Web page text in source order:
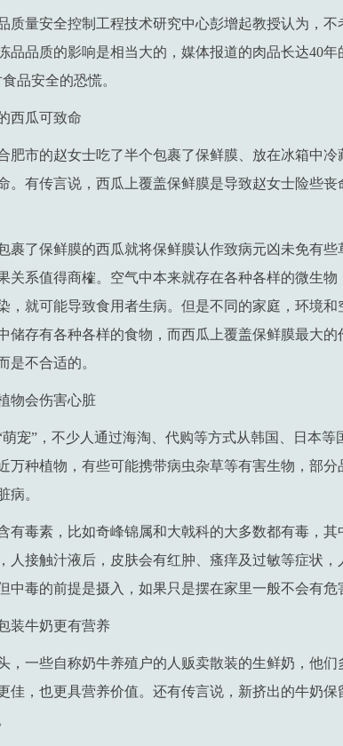
质量安全控制工程技术研究中心彭增起教授认为，
品品质的影响是相当大的，媒体报道的肉品长达40年
品安全的恐慌。
西瓜可致命
肥市的赵女士吃了半个包裹了保鲜膜、放在冰箱中冷
。有传言说，西瓜上覆盖保鲜膜是导致赵女士险些
裹了保鲜膜的西瓜就将保鲜膜认作致病元凶未免有
关系值得商榷。空气中本来就存在各种各样的微生
，就可能导致食用者生病。但是不同的家庭，环境和
储存有各种各样的食物，而西瓜上覆盖保鲜膜最大
是不合适的。
物会伤害心脏
宠”，不少人通过海淘、代购等方式从韩国、日本等
万种植物，有些可能携带病虫杂草等有害生物，部
病。
有毒素，比如奇峰锦属和大戟科的大多数都有毒，
人接触汁液后，皮肤会有红肿、瘙痒及过敏等症状
中毒的前提是摄入，如果只是摆在家里一般不会有危
装牛奶更有营养
，一些自称奶牛养殖户的人贩卖散装的生鲜奶，他们
佳，也更具营养价值。还有传言说，新挤出的牛奶